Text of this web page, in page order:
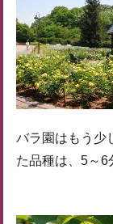
バラ園はもう少
た品種は、5～6